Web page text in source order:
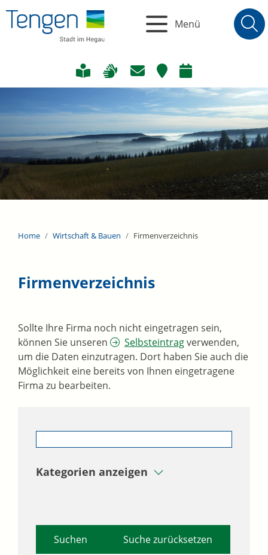
Menü
Home Wirtschaft & Bauen Firmenverzeichnis
Firmenverzeichnis
Sollte Ihre Firma noch nicht eingetragen sein,
können Sie unseren
Selbsteintragverwenden,
um die Daten einzutragen. Dort haben Sie auch die
Möglichkeit eine bereits von Ihnen eingetragene
Firma zu bearbeiten.
Kategorien anzeigen
Suche zurücksetzen